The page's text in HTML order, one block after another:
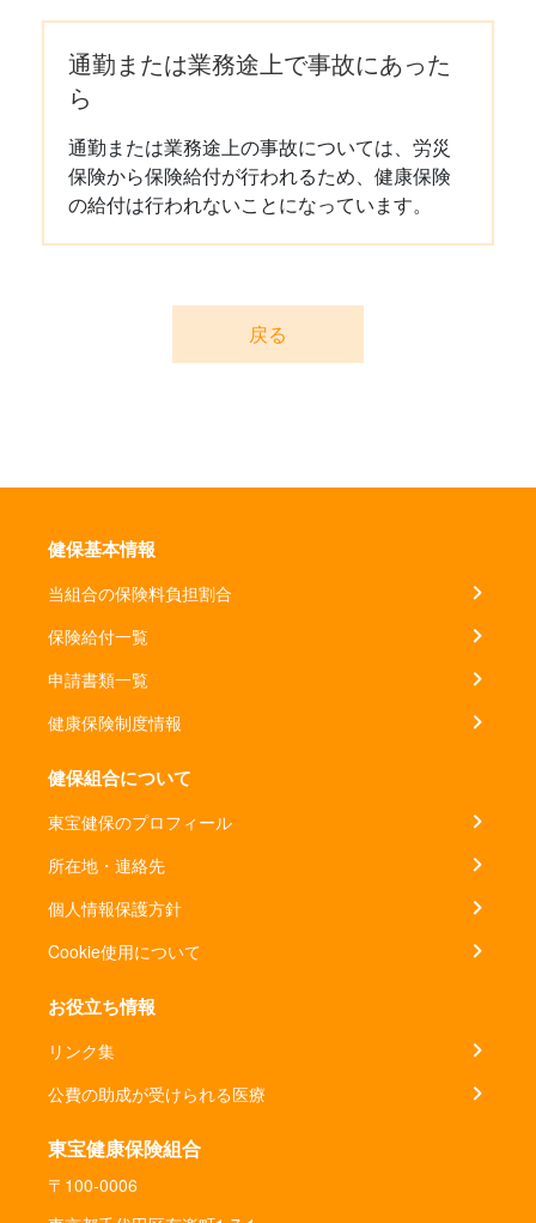
通勤または業務途上で事故にあった
ら
通勤または業務途上の事故については、労災
保険から保険給付が行われるため、健康保険
の給付は行われないことになっています。
戻る
健保基本情報
当組合の保険料負担割合
保険給付一覧
申請書類一覧
健康保険制度情報
健保組合について
東宝健保のプロフィール
所在地・連絡先
個人情報保護方針
Cookie使用について
お役立ち情報
リンク集
公費の助成が受けられる医療
東宝健康保険組合
〒100-0006